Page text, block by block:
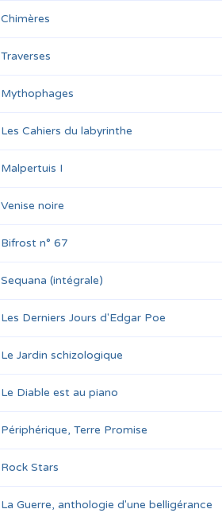
Chimères
Traverses
Mythophages
Les Cahiers du labyrinthe
Malpertuis I
Venise noire
Bifrost n° 67
Sequana (intégrale)
Les Derniers Jours d'Edgar Poe
Le Jardin schizologique
Le Diable est au piano
Périphérique, Terre Promise
Rock Stars
La Guerre, anthologie d'une belligérance